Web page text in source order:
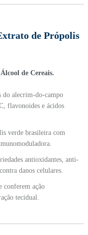
de Própolis
de Cereais.
do alecrim-do-campo
flavonoides e ácidos
verde brasileira com
antioxidantes, anti-
danos celulares.
conferem ação
tecidual.